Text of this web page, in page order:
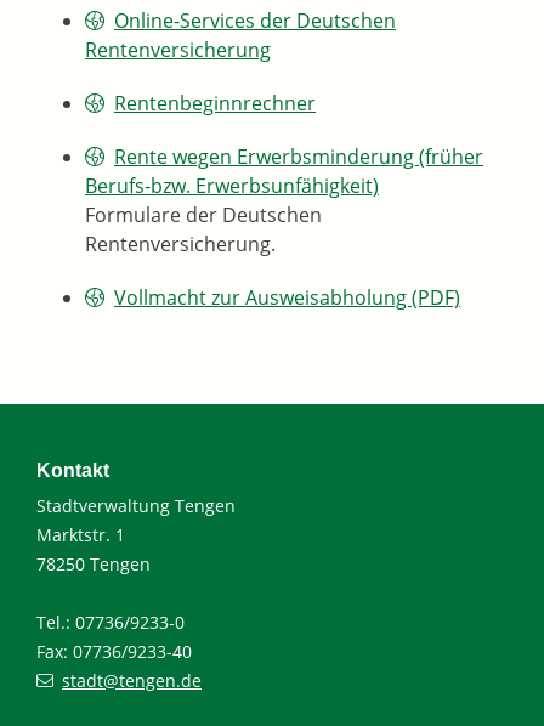
Online-Services der Deutschen
Rentenversicherung
Rentenbeginnrechner
Rente wegen Erwerbsminderung (früher
Berufs-bzw. Erwerbsunfähigkeit)
Formulare der Deutschen
Rentenversicherung.
Vollmacht zur Ausweisabholung (PDF)
Kontakt
Stadtverwaltung Tengen
Marktstr. 1
78250 Tengen
Tel.: 07736/9233-0
Fax: 07736/9233-40
stadt@tengen.de